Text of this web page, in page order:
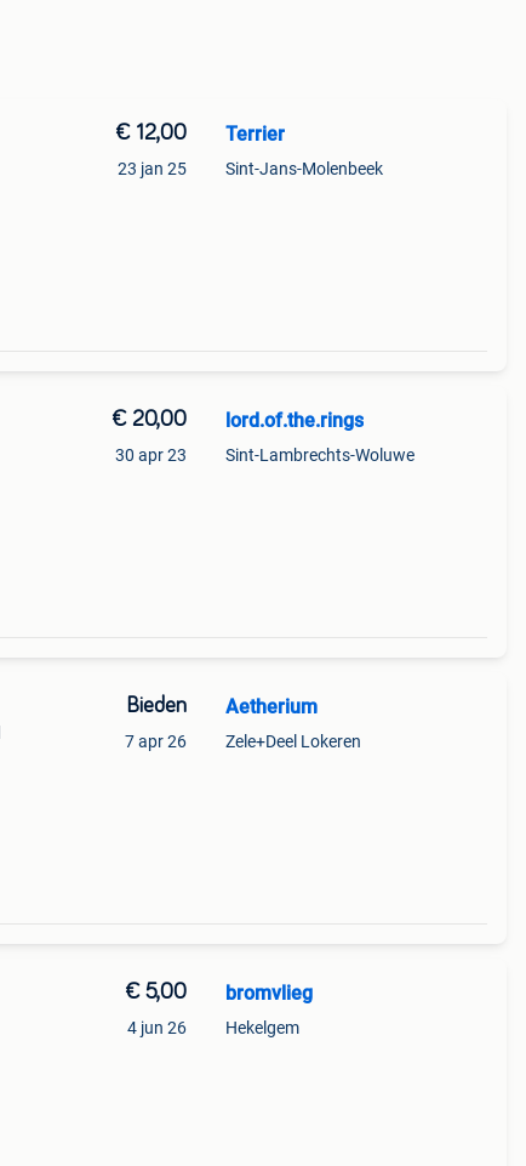
€ 12,00
23 jan 25
Terrier
Sint-Jans-Molenbeek
€ 20,00
30 apr 23
lord.of.the.rings
Sint-Lambrechts-Woluwe
Bieden
7 apr 26
Aetherium
Zele+Deel Lokeren
€ 5,00
4 jun 26
bromvlieg
Hekelgem